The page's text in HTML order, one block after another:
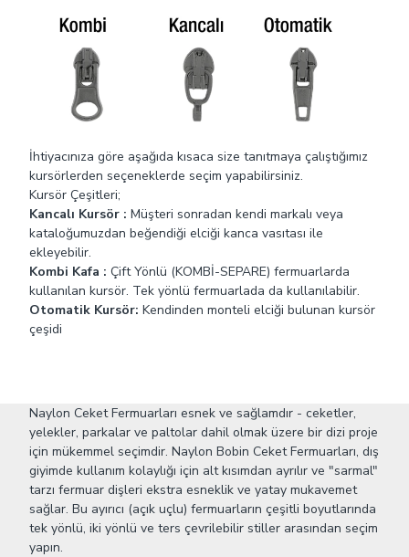
Maçalı Kursör :
Kancalı kursörden farklı olarak burada
kanca kısım elcik üzerinde bulunmaktadır. Müşteri kendi
markalaı veya logolu elciğini ekleyebilir.
İhtiyacınıza göre aşağıda kısaca size tanıtmaya çalıştığımız
kursörlerden seçeneklerde seçim yapabilirsiniz.
Kursör Çeşitleri;
Kancalı Kursör : Müşteri sonradan kendi markalı veya
kataloğumuzdan beğendiği elciği kanca vasıtası ile
ekleyebilir.
Kombi Kafa : Çift Yönlü (KOMBİ-SEPARE) fermuarlarda
kullanılan kursör. Tek yönlü fermuarlada da kullanılabilir.
Otomatik Kursör: Kendinden monteli elciği bulunan kursör
çeşidi
Naylon Ceket Fermuarları esnek ve sağlamdır - ceketler,
yelekler, parkalar ve paltolar dahil olmak üzere bir dizi proje
için mükemmel seçimdir. Naylon Bobin Ceket Fermuarları, dış
giyimde kullanım kolaylığı için alt kısımdan ayrılır ve "sarmal"
tarzı fermuar dişleri ekstra esneklik ve yatay mukavemet
sağlar. Bu ayırıcı (açık uçlu) fermuarların çeşitli boyutlarında
tek yönlü, iki yönlü ve ters çevrilebilir stiller arasından seçim
yapın.